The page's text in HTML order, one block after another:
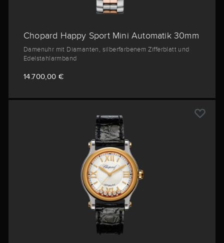
Chopard Happy Sport Mini Automatik 30mm
Damenuhr mit Diamanten, silberfarbenem Zifferblatt und
Edelstahlarmband
14.700,00 €